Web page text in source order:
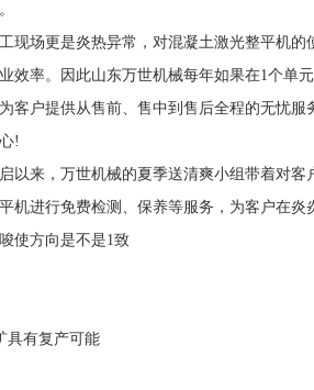
工现场更是炎热异常，对混凝土激光整平机
业效率。因此山东万世机械每年如果在1个
客户提供从售前、售中到售后全程的无忧
!
来，万世机械的夏季送清爽小组带着对客
平机进行免费检测、保养等服务，为客户
使方向是不是1致
具有复产可能